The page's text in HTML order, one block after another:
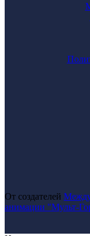
От создателей
анимации "Мульт-